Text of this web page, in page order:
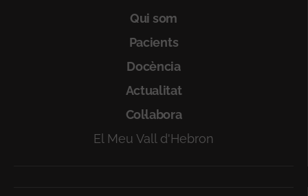
Qui som
Pacients
Docència
Actualitat
Col·labora
El Meu Vall d'Hebron